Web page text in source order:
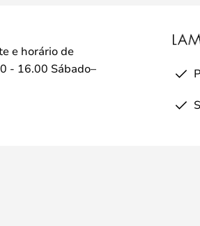
e horário de
- 16.00 Sábado–